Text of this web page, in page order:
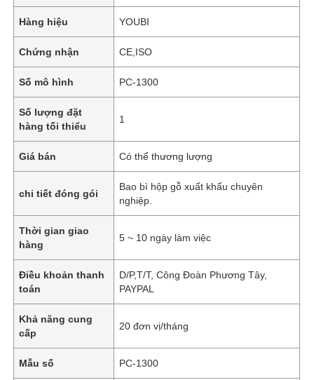
Hàng hiệu YOUBI
Chứng nhận CE,ISO
Số mô hình PC-1300
Số lượng đặt
hàng tối thiểu
1
Giá bán Có thể thương lượng
chi tiết đóng gói
Bao bì hộp gỗ xuất khẩu chuyên
nghiệp.
Thời gian giao
hàng
5 ~ 10 ngày làm việc
Điều khoản thanh
toán
D/P,T/T, Công Đoàn Phương Tây,
PAYPAL
Khả năng cung
cấp
20 đơn vị/tháng
Mẫu số PC-1300